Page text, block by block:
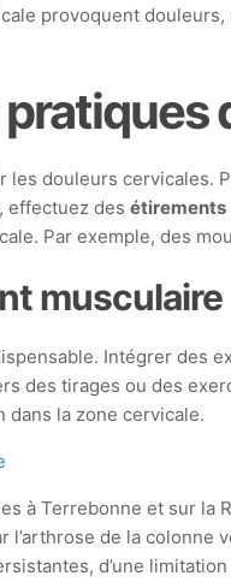
provoquent
douleurs cervicales.
effectuez desétirements
Par exemple, des
musculaire
Intégrer des
des tirages ou des
la zone cervicale.
à Terrebonne et sur la
de la colonne
d’une